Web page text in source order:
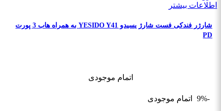
اطلاعات بیشتر
شارژر فندکی فست شارژ یسیدو YESIDO Y41 به همراه هاب 3 پورت
PD
اتمام موجودی
-9% اتمام موجودی